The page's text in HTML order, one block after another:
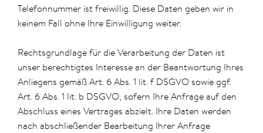
Telefonnummer ist freiwillig. Diese Daten geben wir in
keinem Fall ohne Ihre Einwilligung weiter.
Rechtsgrundlage für die Verarbeitung der Daten ist
unser berechtigtes Interesse an der Beantwortung Ihres
Anliegens gemäß Art. 6 Abs. 1 lit. f DSGVO sowie ggf.
Art. 6 Abs. 1 lit. b DSGVO, sofern Ihre Anfrage auf den
Abschluss eines Vertrages abzielt. Ihre Daten werden
nach abschließender Bearbeitung Ihrer Anfrage